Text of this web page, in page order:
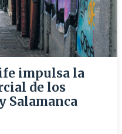
impulsa la
de los
Salamanca